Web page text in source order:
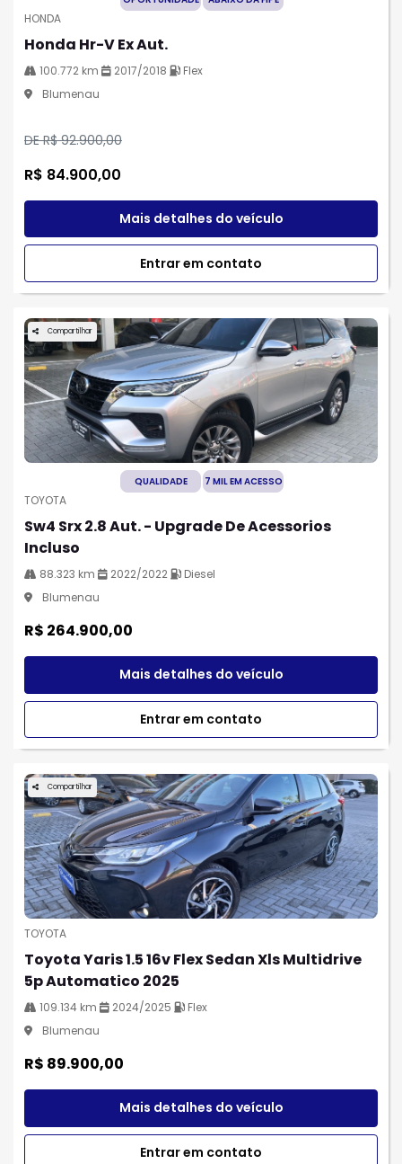
HONDA
Honda Hr-V Ex Aut.
100.772 km 2017/2018
Flex
Blumenau
DE R$ 92.900,00
R$ 84.900,00
Mais detalhes do veículo
Entrar em contato
Compartilhar
QUALIDADE 7 MIL EM ACESSO
TOYOTA
Sw4 Srx 2.8 Aut. - Upgrade De Acessorios
Incluso
88.323 km 2022/2022
Diesel
Blumenau
R$ 264.900,00
Mais detalhes do veículo
Entrar em contato
Compartilhar
TOYOTA
Toyota Yaris 1.5 16v Flex Sedan Xls Multidrive
5p Automatico 2025
109.134 km 2024/2025
Flex
Blumenau
R$ 89.900,00
Mais detalhes do veículo
Entrar em contato